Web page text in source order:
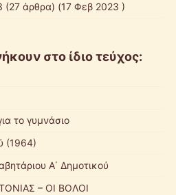
(27 άρθρα) (17 Φεβ 2023 )
στο ίδιο τεύχος:
το γυμνάσιο
(1964)
Α΄ Δημοτικού
– ΟΙ ΒΟΛΟΙ